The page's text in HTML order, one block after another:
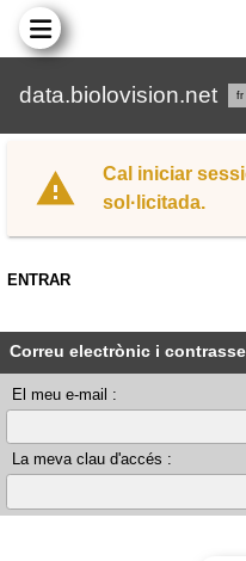
data.biolovision.net fr
Cal iniciar
sol·licitada.
ENTRAR
Correu electrònic i
El meu e-mail :
La meva clau d'accés :